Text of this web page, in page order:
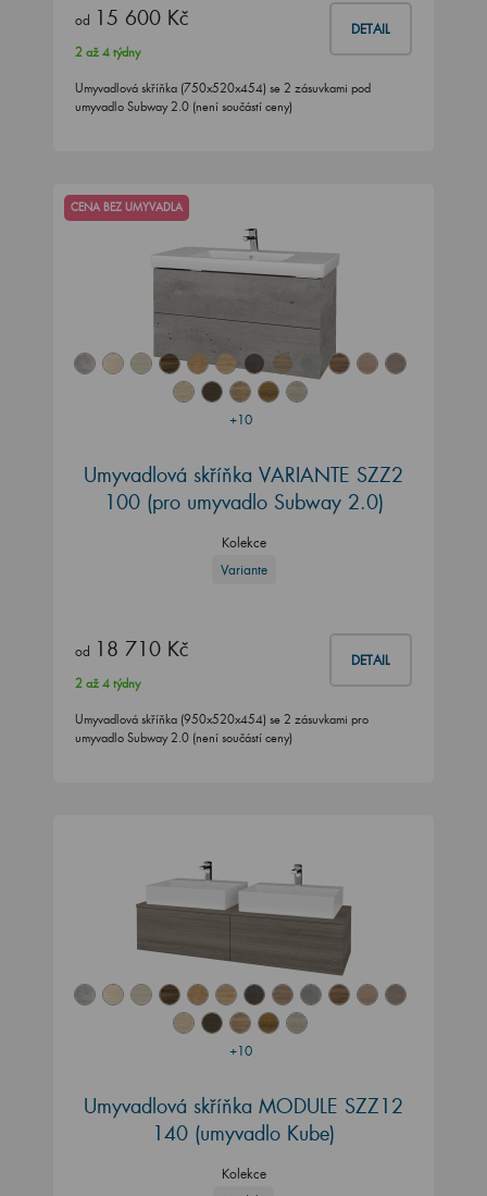
od 15 600 Kč DETAIL
2 až 4 týdny
Umyvadlová skříňka (750x520x454) se 2 zásuvkami pod
umyvadlo Subway 2.0 (není součástí ceny)
+10
CENA BEZ UMYVADLA
Umyvadlová skříňka VARIANTE SZZ2
100 (pro umyvadlo Subway 2.0)
Kolekce
Variante
od 18 710 Kč DETAIL
2 až 4 týdny
Umyvadlová skříňka (950x520x454) se 2 zásuvkami pro
umyvadlo Subway 2.0 (není součástí ceny)
+10
Umyvadlová skříňka MODULE SZZ12
140 (umyvadlo Kube)
Kolekce